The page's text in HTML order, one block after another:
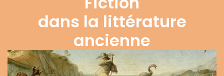
dans la littérature
ancienne